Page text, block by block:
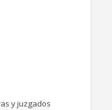
y juzgados